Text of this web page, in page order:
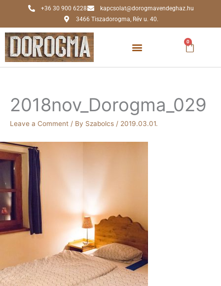
content
+36 30 900 6228
kapcsolat@dorogmavendeghaz.hu
3466 Tiszadorogma, Rév u. 40.
0
Kosár
2018nov_Dorogma_029
Leave a Comment / By Szabolcs / 2019.03.01.